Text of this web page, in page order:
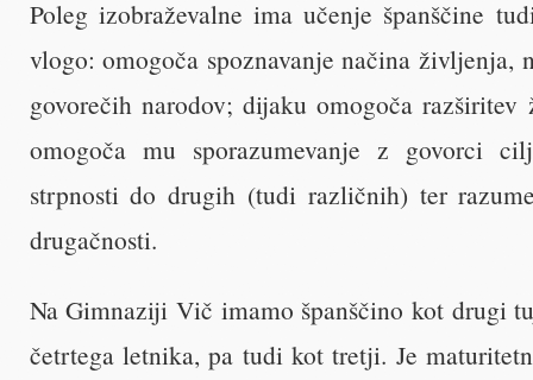
Poleg izobraževalne ima učenje španščine
vlogo: omogoča spoznavanje načina življenja,
govorečih narodov; dijaku omogoča razširitev
omogoča mu sporazumevanje z govorci
strpnosti do drugih (tudi različnih) ter
drugačnosti.
Na Gimnaziji Vič imamo španščino kot drugi
četrtega letnika, pa tudi kot tretji. Je